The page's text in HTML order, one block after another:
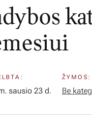
sausio 23 d.
ŽYMOS:
Be